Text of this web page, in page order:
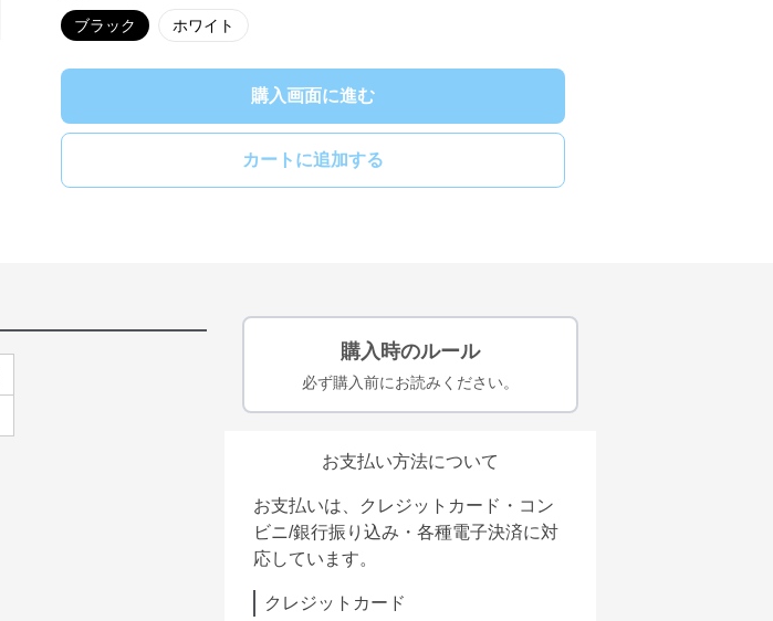
ブラック ホワイト
購入画面に進む
カートに追加する
購入時のルール
必ず購入前にお読みください。
お支払い方法について
お支払いは、クレジットカード・コン
ビニ/銀行振り込み・各種電子決済に対
応しています。
クレジットカード